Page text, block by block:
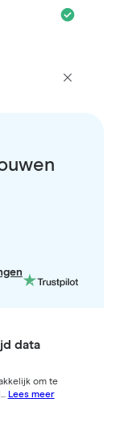
data
om te
Lees meer